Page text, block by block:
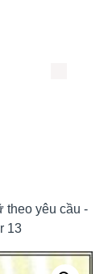
theo yêu cầu -
13